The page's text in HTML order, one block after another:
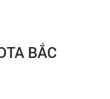
BẮC